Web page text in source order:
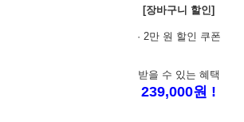
[장바구니 할인]
· 2만 원 할인 쿠폰
받을 수 있는 혜택
239,000원 !